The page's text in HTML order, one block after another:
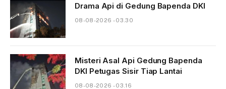
Drama Api di Gedung Bapenda DKI
08-08-2026 - 03.30
Misteri Asal Api Gedung Bapenda
DKI Petugas Sisir Tiap Lantai
08-08-2026 - 03.16